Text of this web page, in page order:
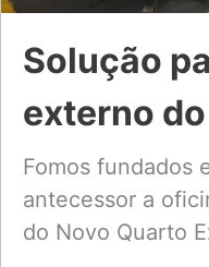
Solução
externo
Fomos fundados
antecessor a
do Novo Quarto